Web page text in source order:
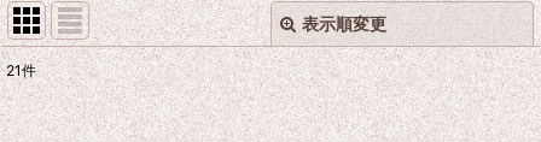
表示順変更
表示数:
閉じる
21件